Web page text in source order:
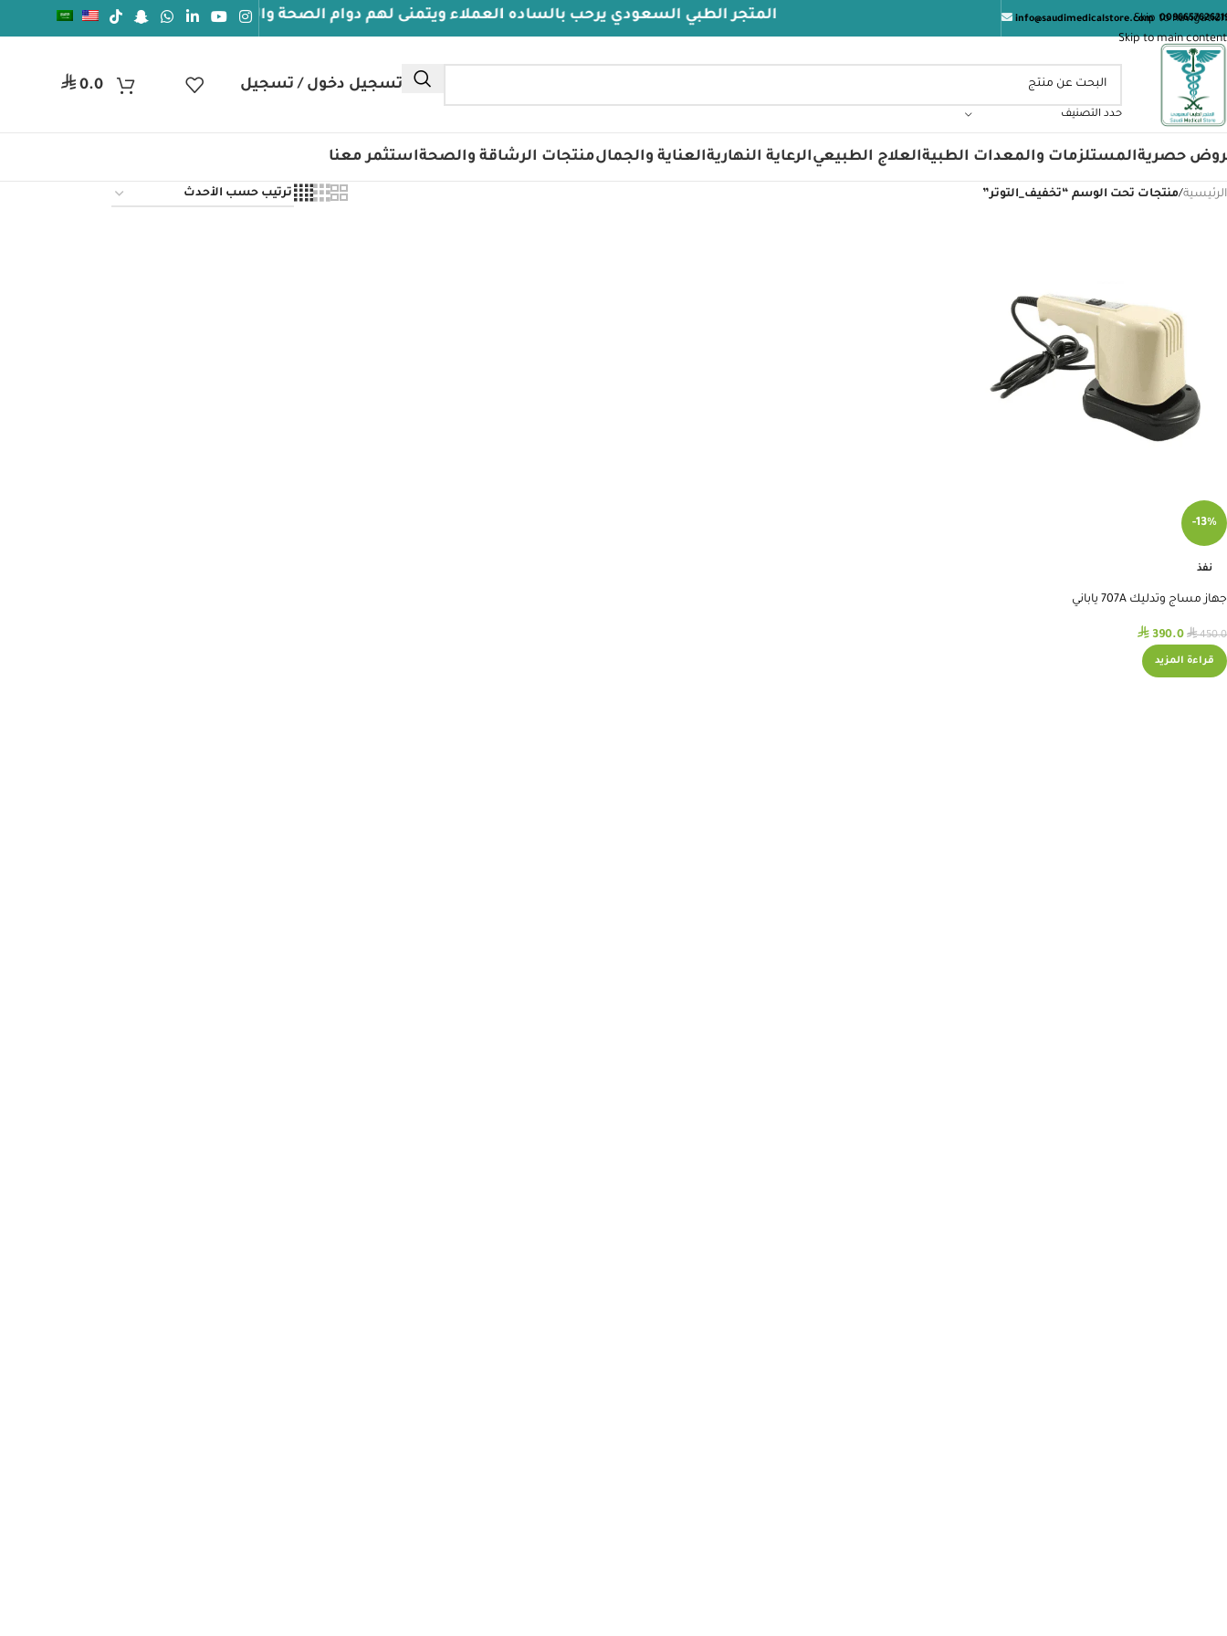
Skip to navigation
Skip to main content
info@saudimedicalstore.com المتجر الطبي السعودي يرحب بالساده العملاء ويتمنى لهم دوام الصحة والعافيه
حدد التصنيف
تسجيل دخول / تسجيل ر.س0.0
حصريةالمستلزمات والمعدات الطبيةالعلاج الطبيعيالرعاية النهاريةالعناية والجمالمنتجات الرشاقة والصحةاستثمر معنا
الرئيسية/منتجات تحت الوسم “تخفيف_التوتر”
-13%
نفذ
جهاز مساج وتدليك 707A ياباني
⃁450.0
⃁ 390.0
قراءة المزيد